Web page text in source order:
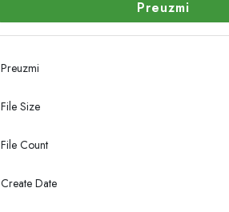
Preuzmi
Preuzmi
File Size
File Count
Create Date